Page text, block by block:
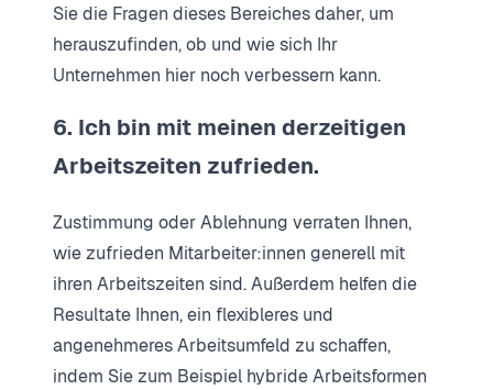
Sie die Fragen dieses Bereiches daher, um
herauszufinden, ob und wie sich Ihr
Unternehmen hier noch verbessern kann.
6. Ich bin mit meinen derzeitigen
Arbeitszeiten zufrieden.
Zustimmung oder Ablehnung verraten Ihnen,
wie zufrieden Mitarbeiter:innen generell mit
ihren Arbeitszeiten sind. Außerdem helfen die
Resultate Ihnen, ein flexibleres und
angenehmeres Arbeitsumfeld zu schaffen,
indem Sie zum Beispiel hybride Arbeitsformen